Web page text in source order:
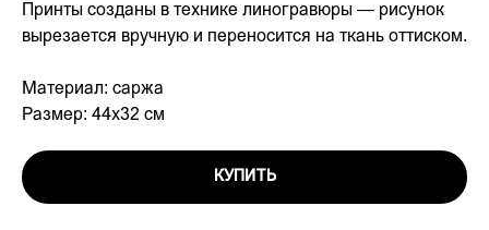
Принты созданы в технике линогравюры — рисунок
вырезается вручную и переносится на ткань оттиском.
Материал: саржа
Размер: 44х32 см
КУПИТЬ